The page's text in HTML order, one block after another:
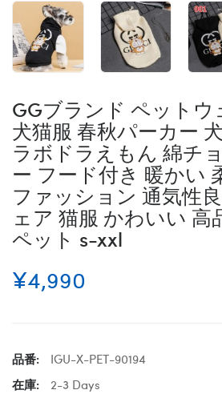
GGブランド ペットウ
犬猫服 春秋パーカー
ラボドラえもん 綿チ
ー フード付き 暖かい
ファッション 通気性
ェア 猫服 かわいい 高
ペット s-xxl
¥4,990
品番:
IGU-X-PET-90194
在庫:
2-3 Days